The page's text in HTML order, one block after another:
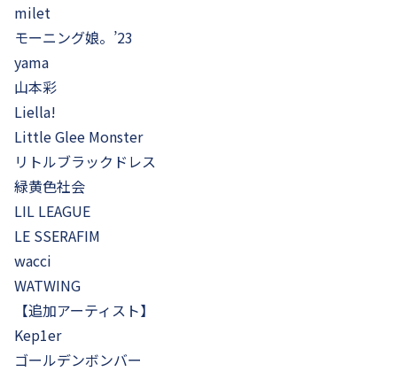
milet
モーニング娘。’23
yama
山本彩
Liella!
Little Glee Monster
リトルブラックドレス
緑黄色社会
LIL LEAGUE
LE SSERAFIM
wacci
WATWING
【追加アーティスト】
Kep1er
ゴールデンボンバー